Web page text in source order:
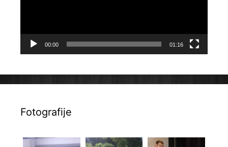
00:00 01:16
Fotografije